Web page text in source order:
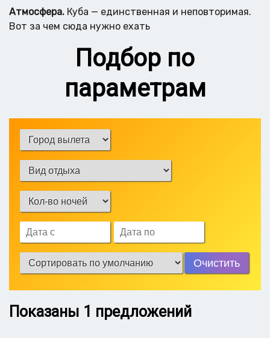
Атмосфера. Куба — единственная и неповторимая.
Вот за чем сюда нужно ехать
Подбор по
параметрам
Очистить
Показаны 1 предложений